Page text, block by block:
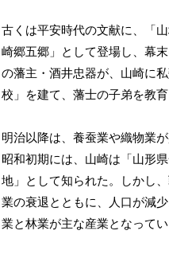
古くは平安時代の文献に、「
崎郷五郷」として登場し、幕
の藩主・酒井忠器が、山崎に
校」を建て、藩士の子弟を教育
明治以降は、養蚕業や織物業が
昭和初期には、山崎は「山形
地」として知られた。しかし
業の衰退とともに、人口が減
業と林業が主な産業となってい